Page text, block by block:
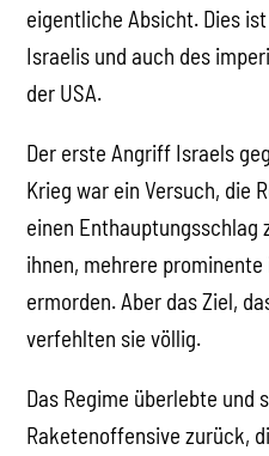
eigentliche Absicht. Dies
Israelis und auch des
der USA.
Der erste Angriff Israels
Krieg war ein Versuch, die
einen Enthauptungsschlag
ihnen, mehrere
ermorden. Aber das Ziel,
verfehlten sie völlig.
Das Regime überlebte und
Raketenoffensive zurück,